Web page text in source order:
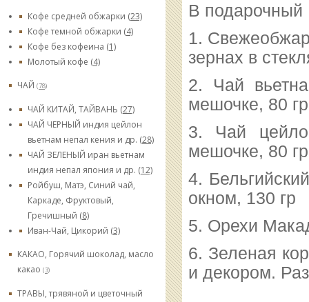
Кофе средней обжарки (23)
Кофе темной обжарки (4)
Кофе без кофеина (1)
Молотый кофе (4)
ЧАЙ (78)
ЧАЙ КИТАЙ, ТАЙВАНЬ (27)
ЧАЙ ЧЕРНЫЙ индия цейлон
вьетнам непал кения и др. (28)
ЧАЙ ЗЕЛЕНЫЙ иран вьетнам
индия непал япония и др. (12)
Ройбуш, Матэ, Синий чай,
Каркаде, Фруктовый,
Гречишный (8)
Иван-Чай, Цикорий (3)
КАКАО, Горячий шоколад, масло
какао (3)
ТРАВЫ, трявяной и цветочный
В подарочный
1.
зернах в
2. Чай
мешочке, 80 гр
3. Чай
мешочке, 80 гр
4.
окном, 130 гр
5. Орехи
6. Зеленая
и декором.